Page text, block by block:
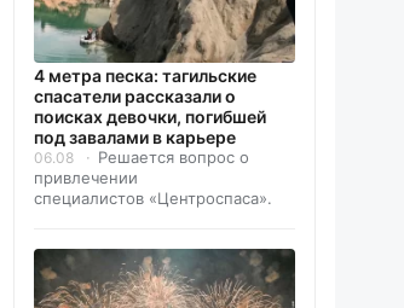
4 метра песка: тагильские
спасатели рассказали о
поисках девочки, погибшей
под завалами в карьере
06.08
Решается вопрос о
привлечении
специалистов «Центроспаса».